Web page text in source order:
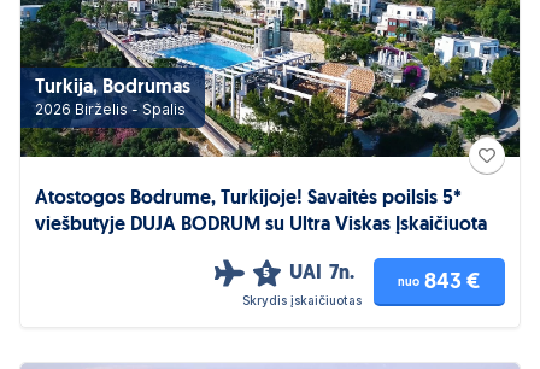
Turkija, Bodrumas
2026 Birželis - Spalis
Atostogos Bodrume, Turkijoje! Savaitės poilsis 5*
viešbutyje DUJA BODRUM su Ultra Viskas Įskaičiuota
5 UAI 7n.
Skrydis įskaičiuotas
nuo 843 €